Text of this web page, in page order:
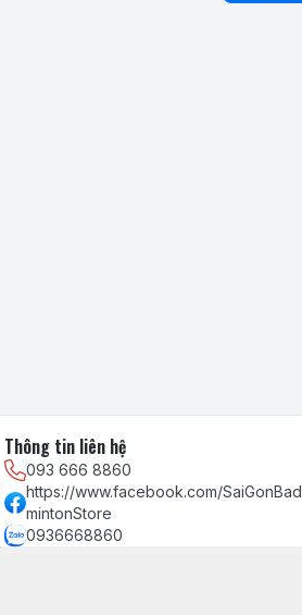
Thông tin liên hệ
093 666 8860
https://www.facebook.com/SaiGonBad
mintonStore
0936668860